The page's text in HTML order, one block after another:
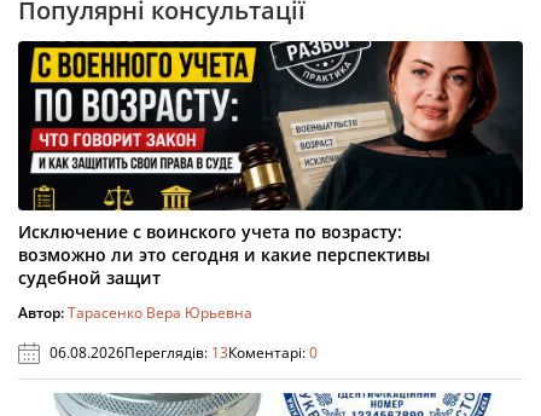
Популярні консультації
Исключение с воинского учета по возрасту:
возможно ли это сегодня и какие перспективы
судебной защит
Автор:Тарасенко Вера Юрьевна
06.08.2026Переглядів: 13Коментарі:0